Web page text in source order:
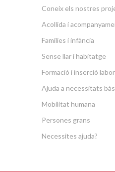
Coneix els nostres
Acollida i
Famílies i infància
Sense llar i habitatge
Formació i inserció
Ajuda a necessitats
Mobilitat humana
Persones grans
Necessites ajuda?